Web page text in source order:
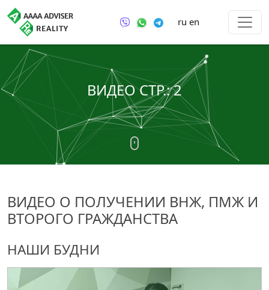
ru en
ВИДЕО СТР.: 2
ВИДЕО О ПОЛУЧЕНИИ ВНЖ, ПМЖ И
ВТОРОГО ГРАЖДАНСТВА
НАШИ БУДНИ